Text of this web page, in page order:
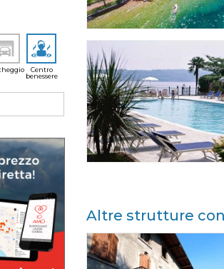
Centro
benessere
Altre strutture